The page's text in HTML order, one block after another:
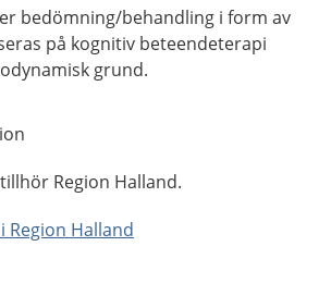
bedömning/behandling i form av
på kognitiv beteendeterapi
grund.
Region Halland.
Region Halland